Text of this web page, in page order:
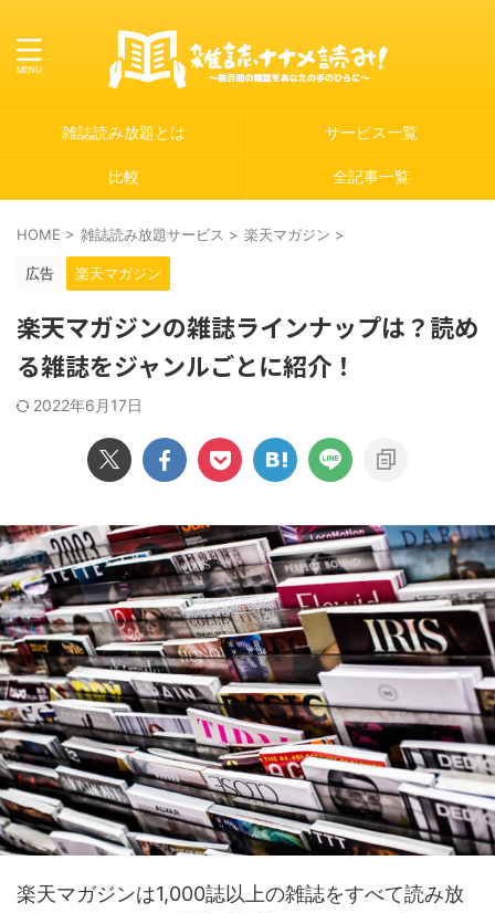
雑誌読み放題とは サービス一覧
比較 全記事一覧
HOME > 雑誌読み放題サービス > 楽天マガジン >
広告 楽天マガジン
楽天マガジンの雑誌ラインナップは？読め
る雑誌をジャンルごとに紹介！
2022年6月17日
楽天マガジンは1,000誌以上の雑誌をすべて読み放